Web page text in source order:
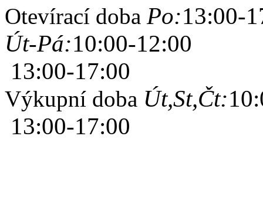
Otevírací doba Po:13:00-
Út-Pá:10:00-12:00
13:00-17:00
Výkupní doba Út,St,Čt:
13:00-17:00